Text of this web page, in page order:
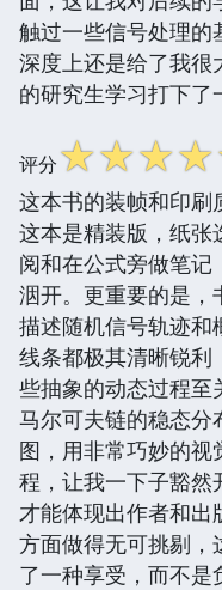
触过一些信号处理的
深度上还是给了我很
的研究生学习打下了
评分☆☆☆☆
这本书的装帧和印刷
这本是精装版，纸张
阅和在公式旁做笔
洇开。更重要的是，
描述随机信号轨迹和
线条都极其清晰锐利
些抽象的动态过程至
马尔可夫链的稳态分
图，用非常巧妙的
程，让我一下子豁然
才能体现出作者和出
方面做得无可挑剔，
了一种享受，而不是